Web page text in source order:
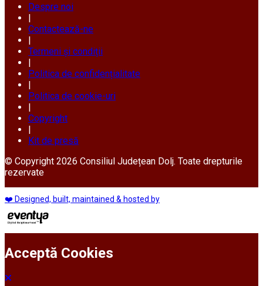
Despre noi
|
Contactează-ne
|
Termeni și condiții
|
Politica de confidențialitate
|
Politica de cookie-uri
|
Copyright
|
Kit de presă
© Copyright 2026 Consiliul Județean Dolj. Toate drepturile
rezervate
❤️ Designed, built, maintained & hosted by
Acceptă Cookies